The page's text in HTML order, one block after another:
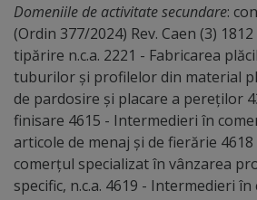
Domeniile de activitate secundare:
(Ordin 377/2024) Rev. Caen (3)
tipărire n.c.a. 2221 - Fabricarea
tuburilor și profilelor din material
de pardosire și placare a pereților
finisare 4615 - Intermedieri în
articole de menaj și de fierărie
comerțul specializat în vânzarea
specific, n.c.a. 4619 - Intermedieri